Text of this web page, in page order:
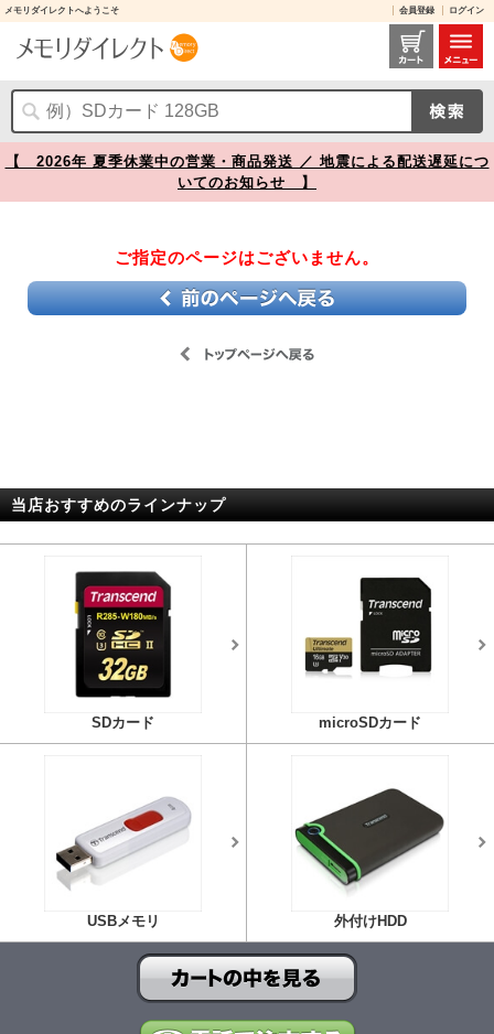
メモリダイレクトへようこそ 会員登録 ログイン
レビュー / 【】
【 2026年 夏季休業中の営業・商品発送 ／ 地震による配送遅延につ
いてのお知らせ 】
ご指定のページはございません。
当店おすすめのラインナップ
SDカード microSDカード
USBメモリ 外付けHDD